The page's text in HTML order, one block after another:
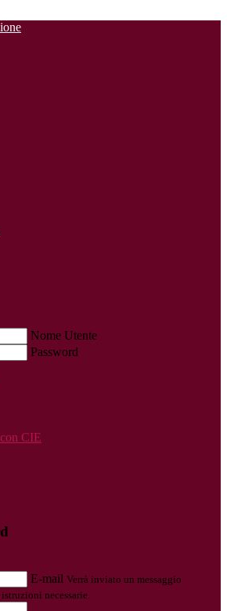
Nome Utente
Password
CIE
E-mail Verrà inviato un messaggio
necessarie.